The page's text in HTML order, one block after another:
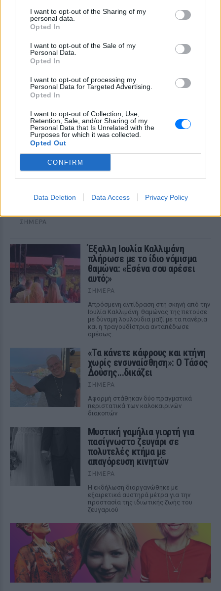
I want to opt-out of the Sharing of my
personal data.
Opted In
I want to opt-out of the Sale of my
Personal Data.
Opted In
I want to opt-out of processing my
Personal Data for Targeted Advertising.
Opted In
I want to opt-out of Collection, Use,
Retention, Sale, and/or Sharing of my
Personal Data that Is Unrelated with the
Purposes for which it was collected.
Opted Out
CONFIRM
Data Deletion Data Access Privacy Policy
Η Μαρία Μενούνος φόρεσε
ΣΉΜΕΡΑ
η Μαρία Μενούνος στο post της
Ο αδελφός της Αντζελίνα Τζολί έκανε coming
out στα 53 του
ΣΉΜΕΡΑ
Έξαλλη Ιουλία Καλλιμάνη
πλήρωσε με το ίδιο νόμισμα
θαμώνα: «Εσένα σου αρέσει
αυτό;»
ΣΉΜΕΡΑ
Απρόσμενη αντίδραση στη σκηνή από την
Ιουλία Καλλιμάνη: θαμώνας της πετούσε
με δύναμη λουλούδια μαζί με τα πανέρια
και η τραγουδίστρια ανταπέδωσε
αμέσως.
«Τα κάνετε κάφρους και κτήνη
χωρίς ενσυναίσθηση»: Ο Τάσος
Δούσης...δικάζει
ΣΉΜΕΡΑ
Αφορμή στάθηκαν δύο πραγματικά
περιστατικά των καλοκαιρινών
διακοπών
Μυστική γαμήλια γιορτή για
πασίγνωστο ζευγάρι σε
πολυτελές κτήμα με
απαγόρευση κινητών
ΣΉΜΕΡΑ
Η εκδήλωση διοργανώθηκε με
εξαιρετικά αυστηρά μέτρα για την
προστασία της ιδιωτικής ζωής του
ζευγαριού